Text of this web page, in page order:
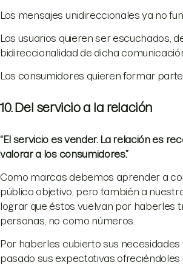
Los mensajes unidireccionales ya no
Los usuarios quieren ser escuchados,
bidireccionalidad de dicha
Los consumidores quieren formar
10. Del servicio a la relación
“El servicio es vender. La relación es
valorar a los consumidores.”
Como marcas debemos aprender a
público objetivo, pero también a
lograr que éstos vuelvan por haberles
personas, no como números.
Por haberles cubierto sus
pasado sus expectativas ofreciéndoles